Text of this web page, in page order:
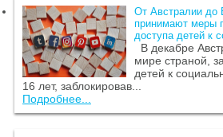
От Австралии до
принимают меры
доступа детей к
В декабре
мире страной,
детей к
16 лет, заблокировав...
Подробнее...